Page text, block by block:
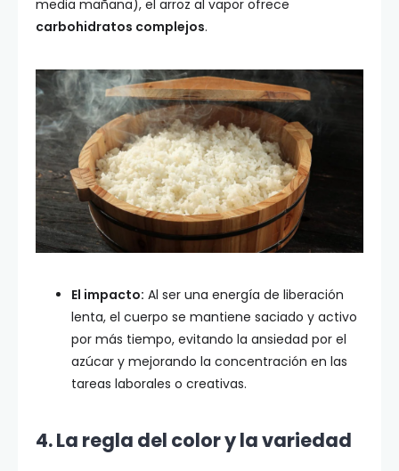
media mañana), el arroz al vapor ofrece
carbohidratos complejos.
El impacto: Al ser una energía de liberación
lenta, el cuerpo se mantiene saciado y activo
por más tiempo, evitando la ansiedad por el
azúcar y mejorando la concentración en las
tareas laborales o creativas.
4. La regla del color y la variedad